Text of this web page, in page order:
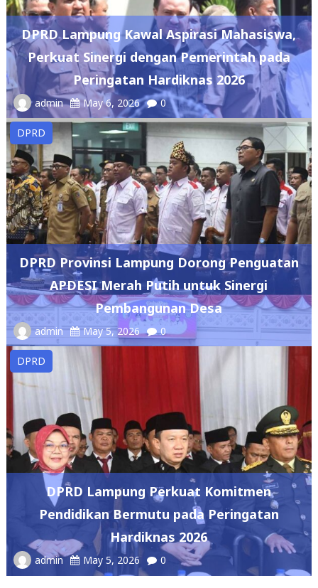
DPRD Lampung Kawal Aspirasi Mahasiswa,
Perkuat Sinergi dengan Pemerintah pada
Peringatan Hardiknas 2026
admin May 6, 2026 0
DPRD
DPRD Provinsi Lampung Dorong Penguatan
APDESI Merah Putih untuk Sinergi
Pembangunan Desa
admin May 5, 2026 0
DPRD
DPRD Lampung Perkuat Komitmen
Pendidikan Bermutu pada Peringatan
Hardiknas 2026
admin May 5, 2026 0